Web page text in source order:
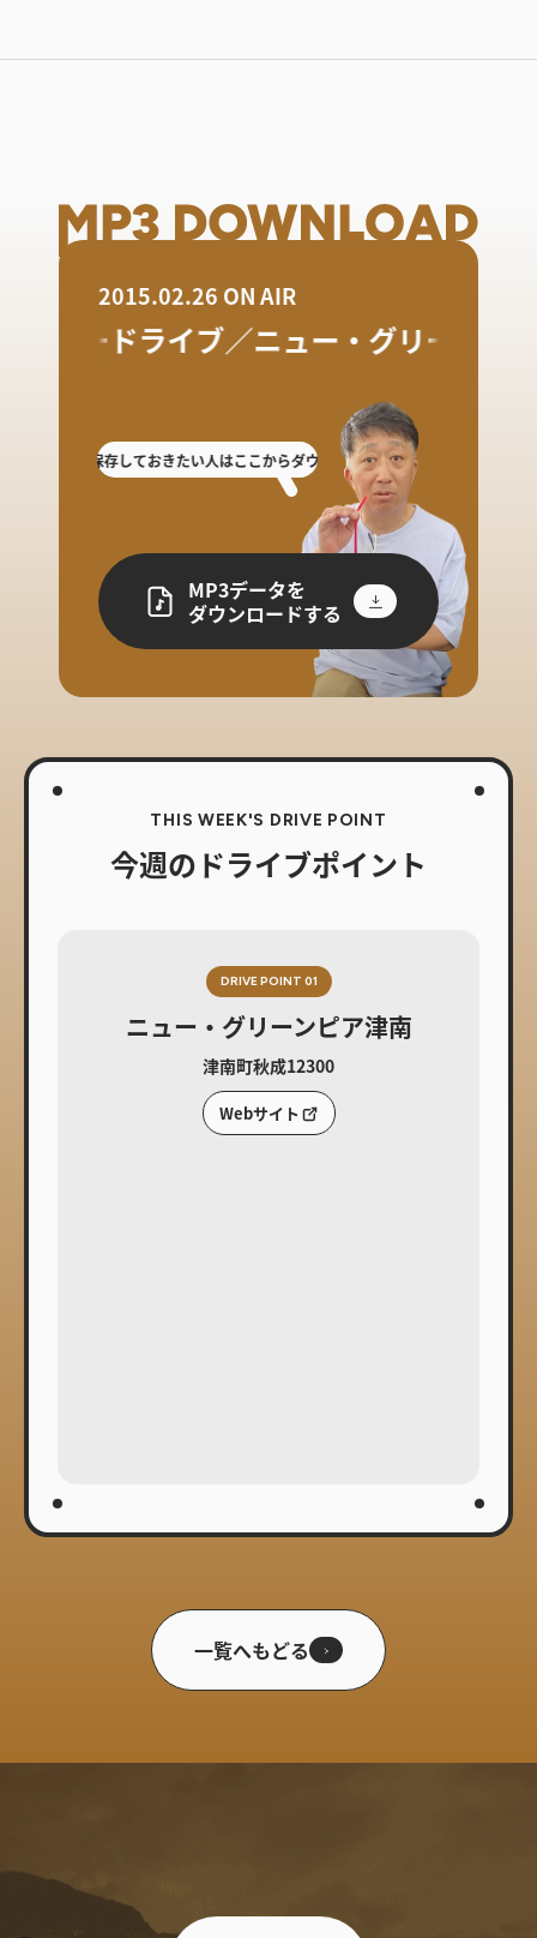
た人や保存しておきたい人はここからダウンロード! 放送を聴き逃した人や保
2015.02.26 ON AIR
スキードライブ／ニュー・グリーンピ
MP3データを
ダウンロードする
THIS WEEK'S DRIVE POINT
今週のドライブポイント
DRIVE POINT 01
ニュー・グリーンピア津南
津南町秋成12300
Webサイト
一覧へもどる